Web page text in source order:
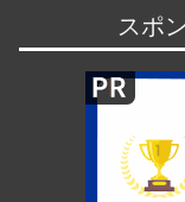
スポ